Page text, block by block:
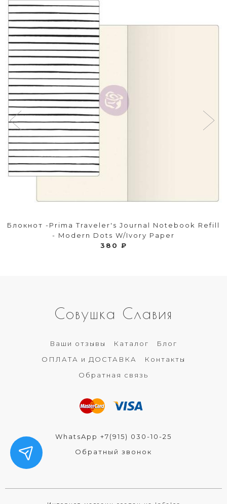
Блокнот -Prima Traveler's Journal Notebook Refill
- Modern Dots W/Ivory Paper
380 ₽
Совушка Славия
Ваши отзывы Каталог
Блог
ОПЛАТА и ДОСТАВКА
Контакты
Обратная связь
WhatsApp +7(915) 030-10-25
Обратный звонок